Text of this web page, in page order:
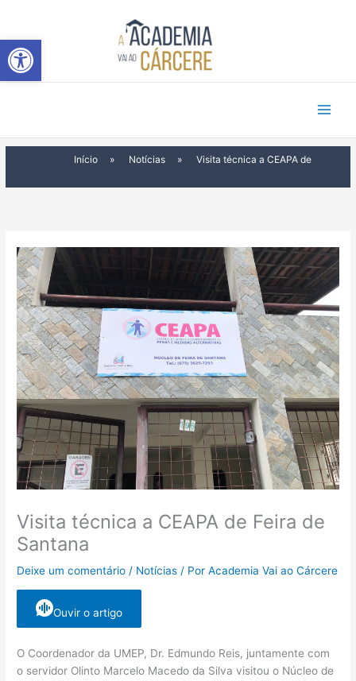
Abrir a barra de ferramentas
o
conteúdo
Início » Notícias » Visita técnica a CEAPA de
Visita técnica a CEAPA de Feira de
Santana
Deixe um comentário / Notícias / PorAcademia Vai ao Cárcere
Ouvir o artigo
O Coordenador da UMEP, Dr. Edmundo Reis, juntamente com
o servidor Olinto Marcelo Macedo da Silva visitou o Núcleo de